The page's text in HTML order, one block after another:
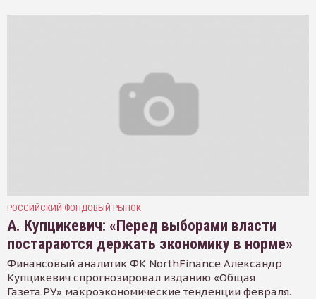
РОССИЙСКИЙ ФОНДОВЫЙ РЫНОК
А. Купцикевич: «Перед выборами власти
постараются держать экономику в норме»
Финансовый аналитик ФК NorthFinance Александр
Купцикевич спрогнозировал изданию «Общая
Газета.РУ» макроэкономические тенденции февраля.